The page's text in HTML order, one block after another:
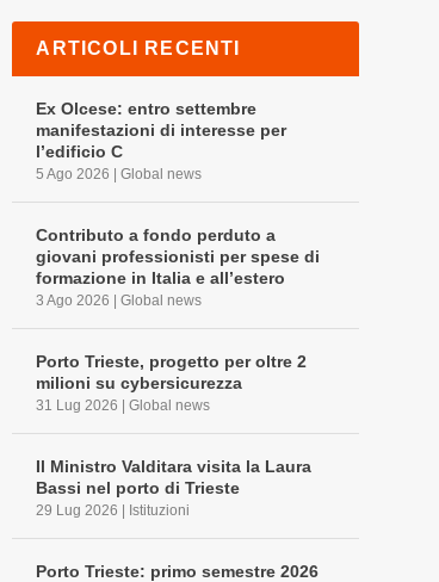
ARTICOLI RECENTI
Ex Olcese: entro settembre
manifestazioni di interesse per
l’edificio C
5 Ago 2026 |Global news
Contributo a fondo perduto a
giovani professionisti per spese di
formazione in Italia e all’estero
3 Ago 2026 |Global news
Porto Trieste, progetto per oltre 2
milioni su cybersicurezza
31 Lug 2026 |Global news
Il Ministro Valditara visita la Laura
Bassi nel porto di Trieste
29 Lug 2026 Istituzioni
Porto Trieste: primo semestre 2026